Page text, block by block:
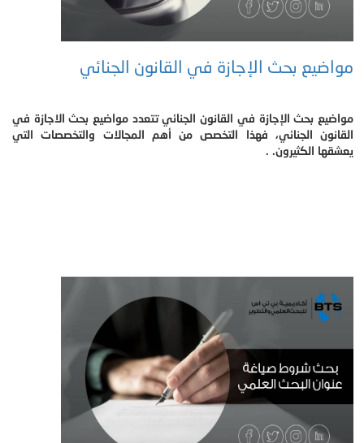
مواضيع بحث الإجازة في القانون الجنائي
مواضيع بحث الإجازة في القانون الجنائي تتعدد مواضيع بحث الاجازة في
القانون الجنائي، فهذا التخصص من أهم المجالات والتخصصات التي
يعشقها الكثيرون. .